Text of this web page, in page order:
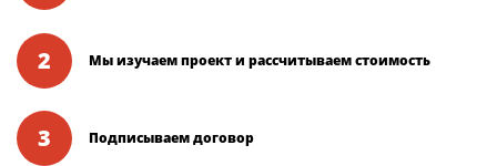
2 Мы изучаем проект и рассчитываем стоимость
3 Подписываем договор